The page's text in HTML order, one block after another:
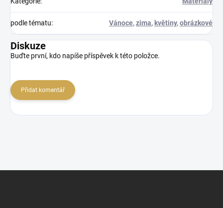
podle tématu: Vánoce,zima, květiny,obrázkové
Diskuze
Buďte první, kdo napíše příspěvek k této položce.
Přidat komentář